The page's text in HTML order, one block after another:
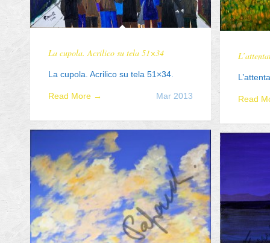
Categorie
Quadri
Meta
Accedi
La cupola. Acrilico su tela 51×34
La cupola. Acrilico su tela 51×34.
Mar 2013
Read More → Read